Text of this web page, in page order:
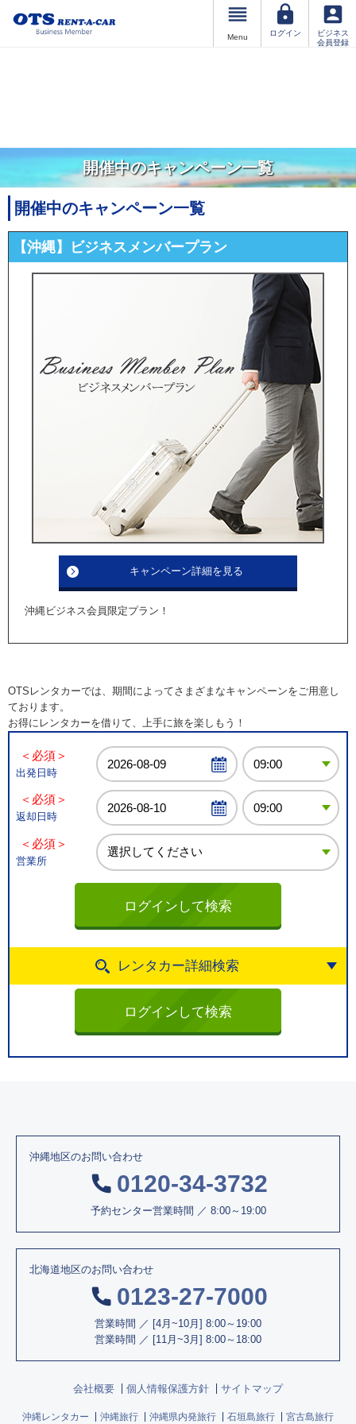
Menu ログイン
ビジネス
会員登録
開催中のキャンペーン一覧
開催中のキャンペーン一覧
【沖縄】ビジネスメンバープラン
キャンペーン詳細を見る
沖縄ビジネス会員限定プラン！
OTSレンタカーでは、期間によってさまざまなキャンペーンをご用意し
ております。
お得にレンタカーを借りて、上手に旅を楽しもう！
＜必須＞
出発日時
＜必須＞
返却日時
＜必須＞
営業所
レンタカー詳細検索
沖縄地区のお問い合わせ
0120-34-3732
予約センター営業時間 ／ 8:00～19:00
北海道地区のお問い合わせ
0123-27-7000
営業時間 ／ [4月~10月] 8:00～19:00
営業時間 ／ [11月~3月] 8:00～18:00
会社概要 個人情報保護方針 サイトマップ
沖縄レンタカー 沖縄旅行 沖縄県内発旅行 石垣島旅行 宮古島旅行